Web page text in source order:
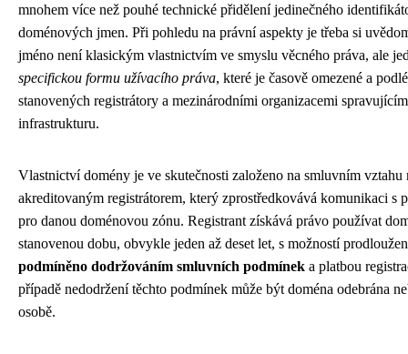
mnohem více než pouhé technické přidělení jedinečného
doménových jmen. Při pohledu na právní aspekty je třeba si
jméno není klasickým vlastnictvím ve smyslu věcného práva, ale
specifickou formu užívacího práva, které je časově omezené a
stanovených registrátory a mezinárodními organizacemi
infrastrukturu.
Vlastnictví domény je ve skutečnosti založeno na smluvním vztahu
akreditovaným registrátorem, který zprostředkovává komunikaci s
pro danou doménovou zónu. Registrant získává právo používat
stanovenou dobu, obvykle jeden až deset let, s možností
podmíněno dodržováním smluvních podmínek a platbou
případě nedodržení těchto podmínek může být doména odebrána
osobě.